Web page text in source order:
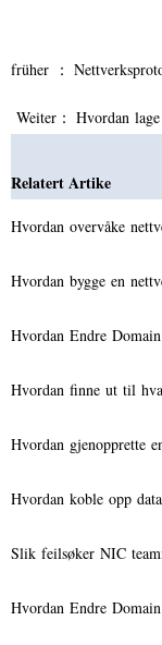
früher ：
Weiter： Hvordan
Relatert Artike
Hvordan overvåke
Hvordan bygge en
Hvordan Endre
Hvordan finne ut til
Hvordan gjenopprette
Hvordan koble opp
Slik feilsøker NIC
Hvordan Endre